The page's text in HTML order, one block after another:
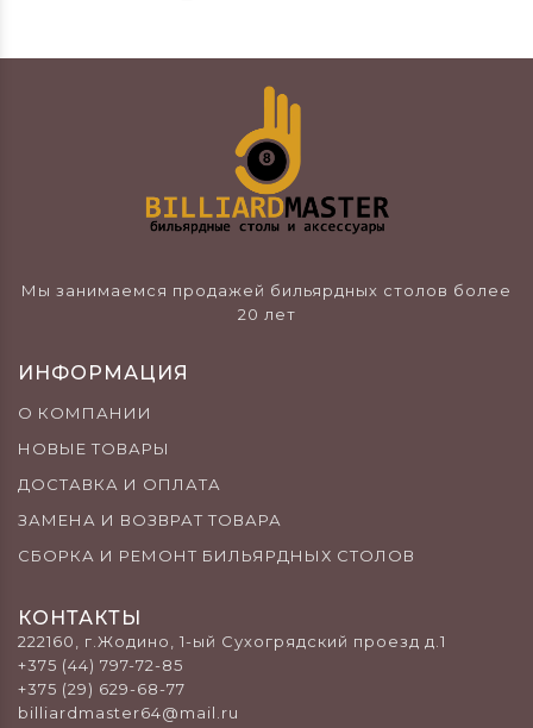
Мы занимаемся продажей бильярдных столов более
20 лет
ИНФОРМАЦИЯ
О КОМПАНИИ
НОВЫЕ ТОВАРЫ
ДОСТАВКА И ОПЛАТА
ЗАМЕНА И ВОЗВРАТ ТОВАРА
СБОРКА И РЕМОНТ БИЛЬЯРДНЫХ СТОЛОВ
КОНТАКТЫ
222160, г.Жодино, 1-ый Сухогрядский проезд д.1
+375 (44) 797-72-85
+375 (29) 629-68-77
billiardmaster64@mail.ru